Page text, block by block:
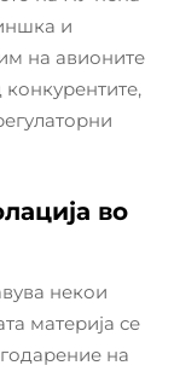
и
на авионите
конкурентите,
во
некои
материја се
на